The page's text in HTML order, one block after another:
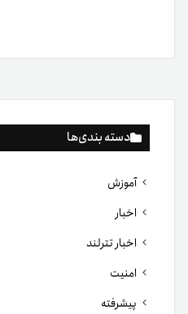
دسته بندی‌ها
آموزش
اخبار
اخبار تترلند
امنیت
پیشرفته